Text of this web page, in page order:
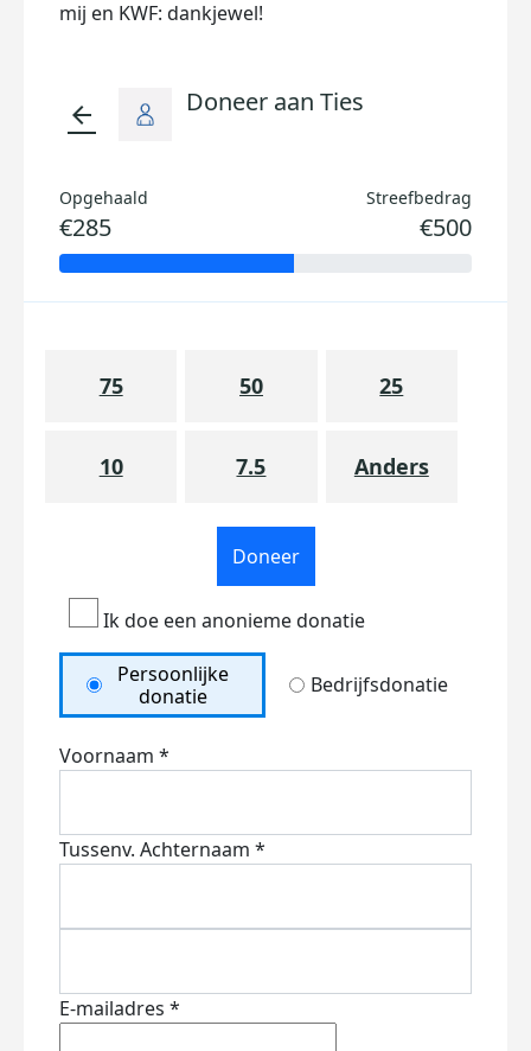
mij en KWF: dankjewel!
arrow_back Doneer aan Ties
Opgehaald
€285
Streefbedrag
€500
75 50 25
10 7.5 Anders
Doneer
Ik doe een anonieme donatie
Persoonlijke
donatie
Bedrijfsdonatie
Voornaam *
Tussenv. Achternaam *
E-mailadres *